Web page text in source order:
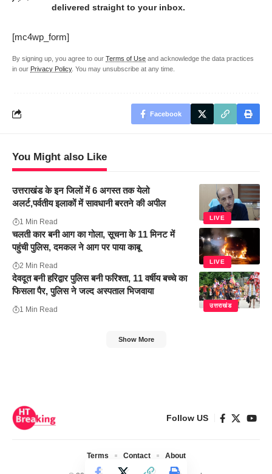
delivered straight to your inbox.
[mc4wp_form]
By signing up, you agree to our Terms of Use and acknowledge the data practices
in our Privacy Policy. You may unsubscribe at any time.
Facebook
You Might also Like
LIVE
उत्तराखंड के इन जिलों में 6 अगस्त तक येलो
अलर्ट,पर्वतीय इलाकों में सावधानी बरतने की अपील
1 Min Read
LIVE
चलती कार बनी आग का गोला, सूचना के 11 मिनट में
पहुंची पुलिस, दमकल ने आग पर पाया काबू
2 Min Read
उत्तराखंड
देवदूत बनी हरिद्वार पुलिस बनी फरिश्ता, 11 वर्षीय बच्चे का
फिसला पैर, पुलिस ने जल्द अस्पताल भिजवाया
1 Min Read
Show More
Follow US
Terms Contact About